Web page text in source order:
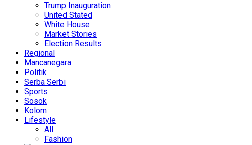
Trump Inauguration
United Stated
White House
Market Stories
Election Results
Regional
Mancanegara
Politik
Serba Serbi
Sports
Sosok
Kolom
Lifestyle
All
Fashion